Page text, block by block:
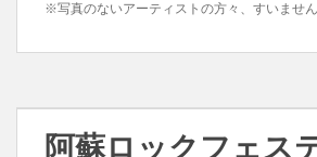
※写真のないアーティストの方々、すいません
阿蘇ロックフェス